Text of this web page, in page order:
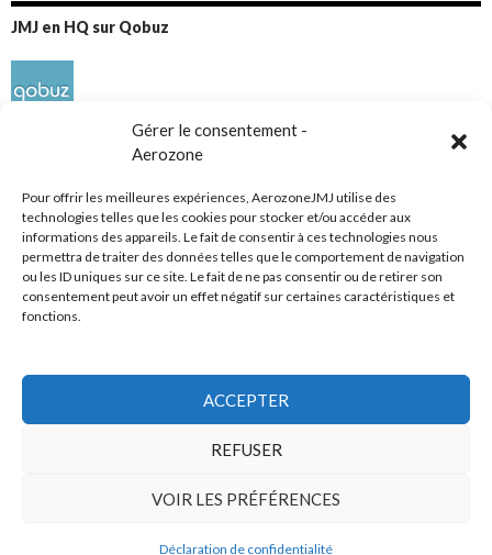
Gérer le consentement -
Aerozone
Pour offrir les meilleures expériences, AerozoneJMJ utilise des
technologies telles que les cookies pour stocker et/ou accéder aux
informations des appareils. Le fait de consentir à ces technologies nous
permettra de traiter des données telles que le comportement de navigation
ou les ID uniques sur ce site. Le fait de ne pas consentir ou de retirer son
consentement peut avoir un effet négatif sur certaines caractéristiques et
fonctions.
ACCEPTER
REFUSER
VOIR LES PRÉFÉRENCES
Déclaration de confidentialité
JMJ en HQ sur Qobuz
Réseaux sociaux
© Mars 2006-Août 2026
Politique de confidentialité Fièrement propulsé par WordPress